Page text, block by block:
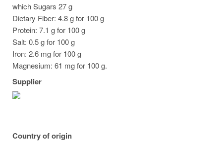
which Sugars 27 g
Dietary Fiber: 4.8 g for 100 g
Protein: 7.1 g for 100 g
Salt: 0.5 g for 100 g
Iron: 2.6 mg for 100 g
Magnesium: 61 mg for 100 g.
Supplier
Country of origin